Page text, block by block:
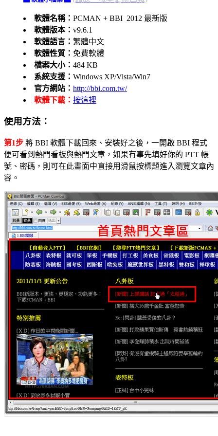
軟體名稱： PCMAN + BBI 2012 最新版
軟體版本： v9.6.1
軟體語言： 繁體中文
軟體性質： 免費軟體
檔案大小： 484 KB
系統支援： Windows XP/Vista/Win7
官方網站： http://bbi.com.tw/
軟體下載： 按這裡
使用方法：
第1步 將 BBI 軟體下載回來、安裝好之後，一開啟 BBI 程式
便可看到熱門看板與熱門文章，如果有事先填好你的 PTT 帳
號、密碼，則可在此畫面中直接用滑鼠按標題進入瀏覽文章內
容。